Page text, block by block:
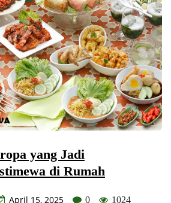
yang Jadi
di Rumah
April 15, 2025 0 1024